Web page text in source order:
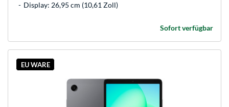
Display: 26,95 cm (10,61 Zoll)
Sofort verfügbar
EU WARE